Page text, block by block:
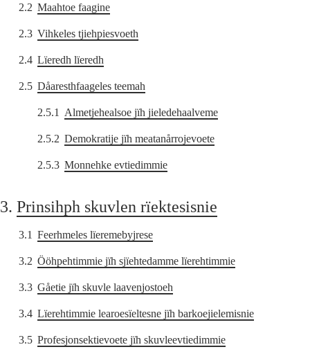
2.2 Maahtoe faagine
2.3 Vihkeles tjiehpiesvoeth
2.4 Lïeredh lïeredh
2.5 Dåaresthfaageles teemah
2.5.1 Almetjehealsoe jïh jieledehaalveme
2.5.2 Demokratije jïh meatanårrojevoete
2.5.3 Monnehke evtiedimmie
3. Prinsihph skuvlen rïektesisnie
3.1 Feerhmeles lïeremebyjrese
3.2 Ööhpehtimmie jïh sjïehtedamme lïerehtimmie
3.3 Gåetie jïh skuvle laavenjostoeh
3.4 Lïerehtimmie learoesïeltesne jïh barkoejielemisnie
3.5 Profesjonsektievoete jïh skuvleevtiedimmie